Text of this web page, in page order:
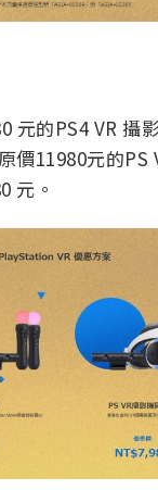
元的PS4 VR 攝
價11980元的PS
元。